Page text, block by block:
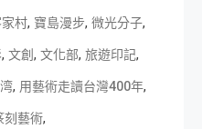
村, 寶島漫步, 微光分子,
, 文創 , 文化部, 旅遊印記,
, 用藝術走讀台灣400年,
刻藝術,